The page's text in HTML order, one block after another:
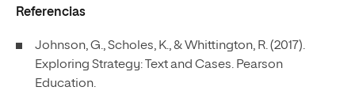
Referencias
Johnson, G., Scholes, K., & Whittington, R. (2017).
Exploring Strategy: Text and Cases. Pearson
Education.